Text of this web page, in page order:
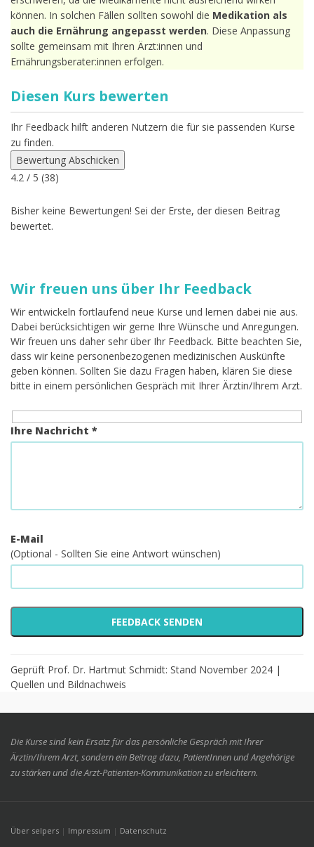
können. In solchen Fällen sollten sowohl die Medikation als
auch die Ernährung angepasst werden. Diese Anpassung
sollte gemeinsam mit Ihren Ärzt:innen und
Ernährungsberater:innen erfolgen.
Diesen Kurs bewerten
Ihr Feedback hilft anderen Nutzern die für sie passenden Kurse
zu finden.
Bewertung Abschicken
4.2 / 5 (38)
Bisher keine Bewertungen! Sei der Erste, der diesen Beitrag
bewertet.
Wir freuen uns über Ihr Feedback
Wir entwickeln fortlaufend neue Kurse und lernen dabei nie aus.
Dabei berücksichtigen wir gerne Ihre Wünsche und Anregungen.
Wir freuen uns daher sehr über Ihr Feedback. Bitte beachten Sie,
dass wir keine personenbezogenen medizinischen Auskünfte
geben können. Sollten Sie dazu Fragen haben, klären Sie diese
bitte in einem persönlichen Gespräch mit Ihrer Ärztin/Ihrem Arzt.
Ihre Nachricht *
E-Mail
(Optional - Sollten Sie eine Antwort wünschen)
Geprüft Prof. Dr. Hartmut Schmidt: Stand November 2024 |
Quellen und Bildnachweis
Die Kurse sind kein Ersatz für das persönliche Gespräch mit Ihrer
Ärztin/Ihrem Arzt, sondern ein Beitrag dazu, PatientInnen und Angehörige
zu stärken und die Arzt-Patienten-Kommunikation zu erleichtern.
Über selpers | Impressum | Datenschutz